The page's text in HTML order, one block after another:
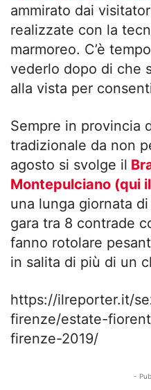
ammirato dai
realizzate con la
marmoreo. C’è
vederlo dopo di che
alla vista per
Sempre in provincia
tradizionale da non
agosto si svolge il
Montepulciano (qui
una lunga giornata
gara tra 8 contrade
fanno rotolare
in salita di più di un
https://ilreporter.it/
firenze/estate-
firenze-2019/
-